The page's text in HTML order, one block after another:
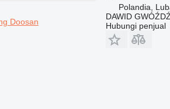
Doosan
Polandia,
DAWID GWÓŹDŹ
Hubungi penjual